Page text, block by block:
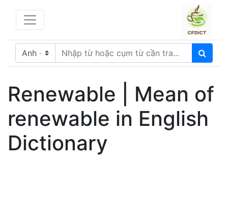
Renewable | Mean of
renewable in English
Dictionary